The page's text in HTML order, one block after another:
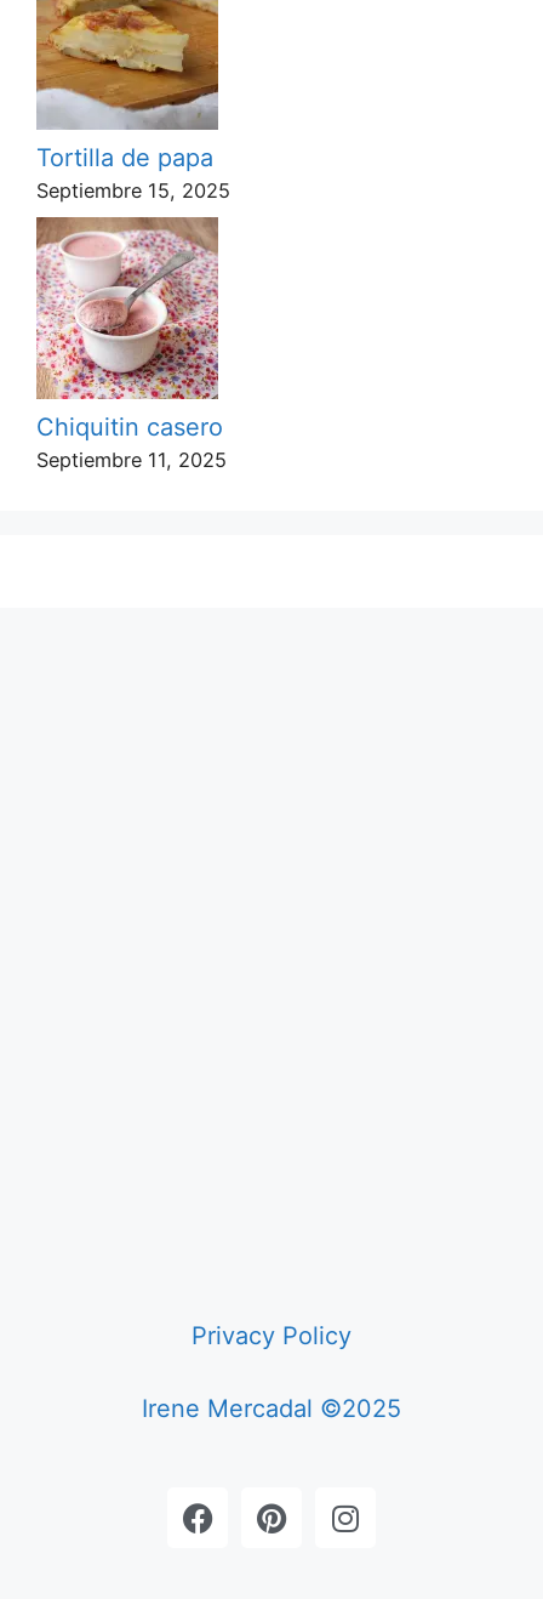
Tortilla de papa
Septiembre 15, 2025
Chiquitin casero
Septiembre 11, 2025
Privacy Policy
Irene Mercadal ©2025